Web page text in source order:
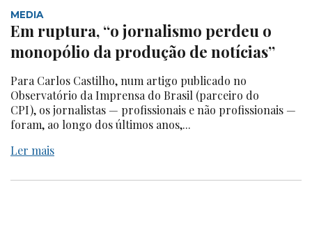
MEDIA
Em ruptura, “o jornalismo perdeu o
monopólio da produção de notícias”
Para Carlos Castilho, num artigo publicado no
Observatório da Imprensa do Brasil (parceiro do
CPI), os jornalistas — profissionais e não profissionais —
foram, ao longo dos últimos anos,...
Ler mais